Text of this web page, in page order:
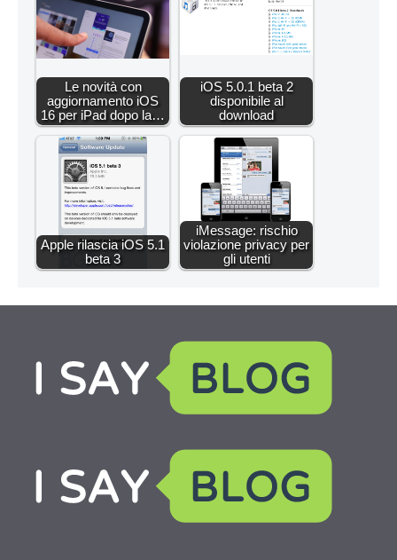
Le novità con
aggiornamento iOS
16 per iPad dopo la…
iOS 5.0.1 beta 2
disponibile al
download
Apple rilascia iOS 5.1
beta 3
iMessage: rischio
violazione privacy per
gli utenti